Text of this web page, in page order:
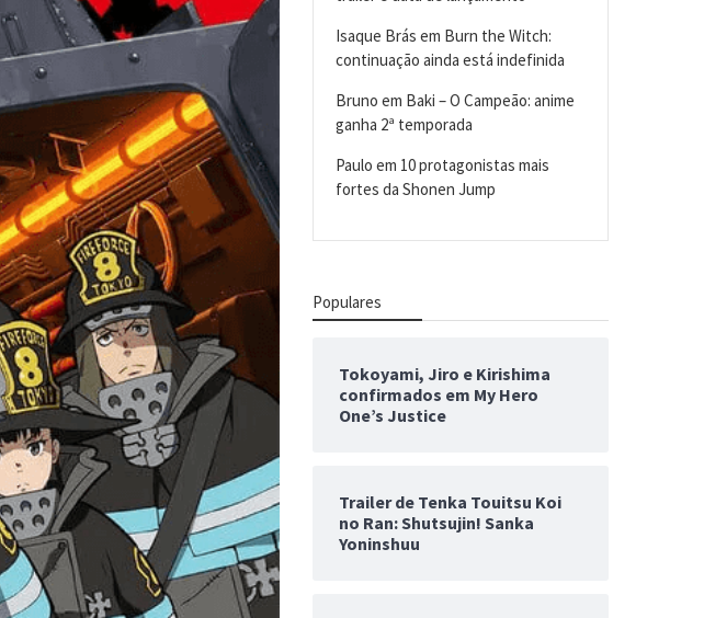
Isaque Brás em Burn the Witch:
continuação ainda está indefinida
Bruno em Baki – O Campeão: anime
ganha 2ª temporada
Paulo em 10 protagonistas mais
fortes da Shonen Jump
Populares
Tokoyami, Jiro e Kirishima
confirmados em My Hero
One’s Justice
Trailer de Tenka Touitsu Koi
no Ran: Shutsujin! Sanka
Yoninshuu